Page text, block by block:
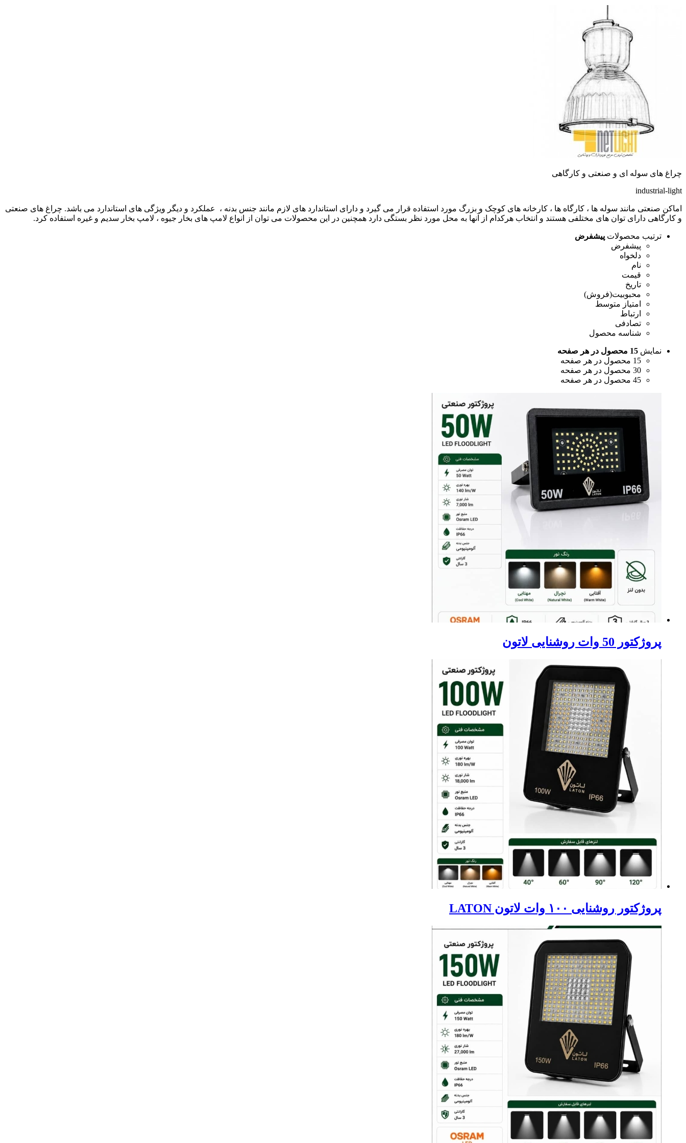
چراغ های سوله ای و صنعتی و کارگاهی
industrial-light
اماکن صنعتی مانند سوله ها ، کارگاه ها ، کارخانه های کوچک و بزرگ مورد استفاده قرار می گیرد و دارای استاندارد های لازم مانند جنس بدنه ، عملکرد و دیگر ویژگی های استاندارد می باشد. چراغ های صنعتی
و کارگاهی دارای توان های مختلفی هستند و انتخاب هرکدام از آنها به محل مورد نظر بستگی دارد همچنین در این محصولات می توان از انواع لامپ های بخار جیوه ، لامپ بخار سدیم و غیره استفاده کرد.
ترتیب محصولات پیشفرض
پیشفرض
دلخواه
نام
قیمت
تاریخ
محبوبیت(فروش)
امتیاز متوسط
ارتباط
تصادفی
شناسه محصول
نمایش 15 محصول در هر صفحه
15 محصول در هر صفحه
30 محصول در هر صفحه
45 محصول در هر صفحه
پروژکتور 50 وات روشنایی لاتون
پروژکتور روشنایی ۱۰۰ وات لاتون LATON